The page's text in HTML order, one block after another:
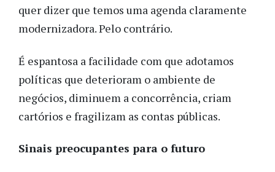
quer dizer que temos uma agenda claramente
modernizadora. Pelo contrário.
É espantosa a facilidade com que adotamos
políticas que deterioram o ambiente de
negócios, diminuem a concorrência, criam
cartórios e fragilizam as contas públicas.
Sinais preocupantes para o futuro